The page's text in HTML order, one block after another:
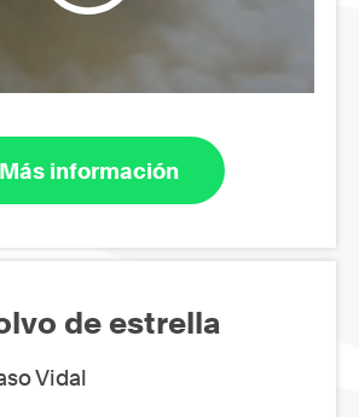
Más información
de estrella
Vidal